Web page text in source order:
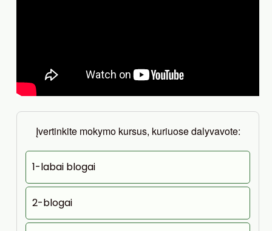
Įvertinkite mokymo kursus, kuriuose dalyvavote:
1-labai blogai
2-blogai